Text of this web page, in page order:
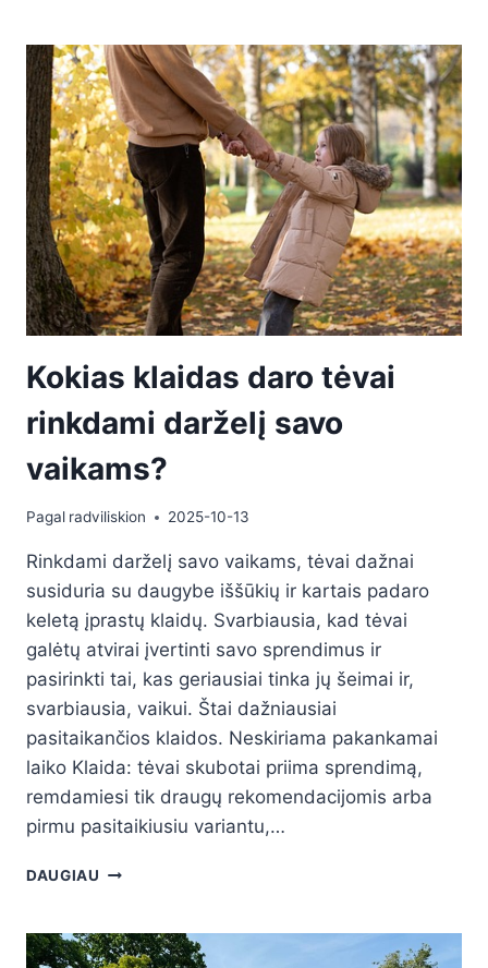
Kokias klaidas daro tėvai
rinkdami darželį savo
vaikams?
Pagal radviliskion 2025-10-13
Rinkdami darželį savo vaikams, tėvai dažnai
susiduria su daugybe iššūkių ir kartais padaro
keletą įprastų klaidų. Svarbiausia, kad tėvai
galėtų atvirai įvertinti savo sprendimus ir
pasirinkti tai, kas geriausiai tinka jų šeimai ir,
svarbiausia, vaikui. Štai dažniausiai
pasitaikančios klaidos. Neskiriama pakankamai
laiko Klaida: tėvai skubotai priima sprendimą,
remdamiesi tik draugų rekomendacijomis arba
pirmu pasitaikiusiu variantu,…
DAUGIAU